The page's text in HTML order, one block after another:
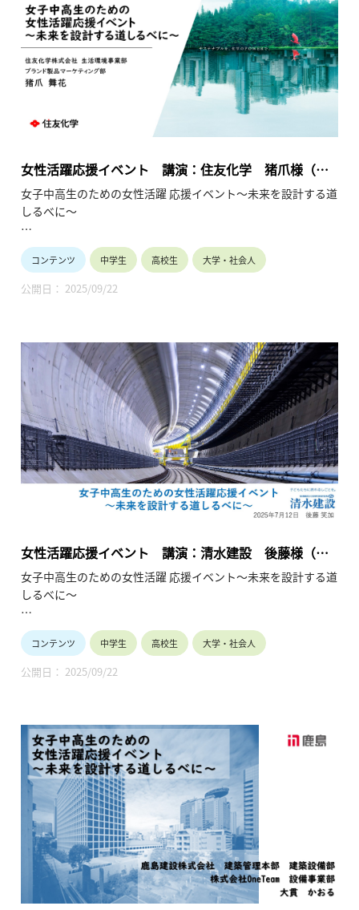
になっています。
産業界は女子の活躍の場を拡大して参ります。お子様や生徒と
将来を語り合うきっかけにしてください。
女性活躍応援イベント 講演：住友化学 猪爪様（総
合化学／マーケティング）（2025年7月12日）
女子中高生のための女性活躍 応援イベント～未来を設計する道
しるべに～
女子中高生の皆様へ
10年後、私は何をしているんだろう？多様な未来の中で、企業
で活躍することは有力な選択肢です。現在企業で活躍中の少し
先輩の経験談を聞く事ができる大変貴重な機会です。
保護者や教員の皆様へ
ダイバーシティ、男女共同参画、リケジョが時代のキーワード
になっています。
産業界は女子の活躍の場を拡大して参ります。お子様や生徒と
将来を語り合うきっかけにしてください。
コンテンツ 中学生 高校生 大学・社会人
公開日： 2025/09/22
女性活躍応援イベント 講演：清水建設 後藤様（総
合建設／土木施工管理）（2025年7月12日）
女子中高生のための女性活躍 応援イベント～未来を設計する道
しるべに～
女子中高生の皆様へ
10年後、私は何をしているんだろう？多様な未来の中で、企業
で活躍することは有力な選択肢です。現在企業で活躍中の少し
先輩の経験談を聞く事ができる大変貴重な機会です。
保護者や教員の皆様へ
ダイバーシティ、男女共同参画、リケジョが時代のキーワード
になっています。
産業界は女子の活躍の場を拡大して参ります。お子様や生徒と
将来を語り合うきっかけにしてください。
コンテンツ 中学生 高校生 大学・社会人
公開日： 2025/09/22